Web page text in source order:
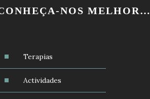
NOS MELHOR…
Terapias
Actividades